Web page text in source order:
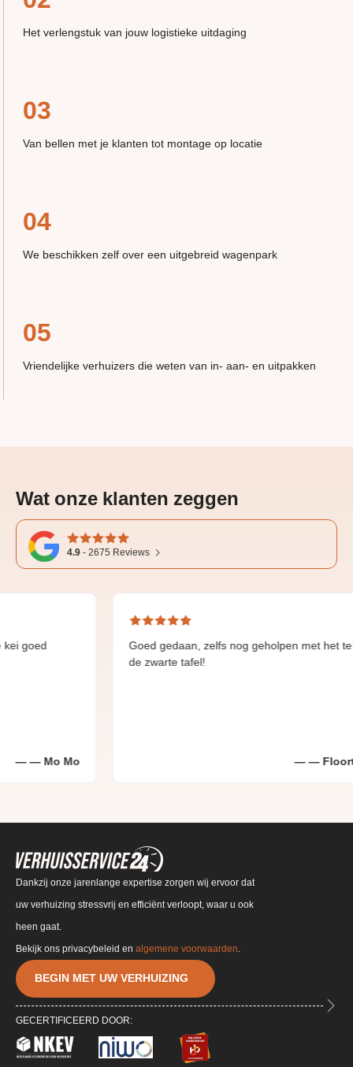
Het verlengstuk van jouw logistieke uitdaging
03
Van bellen met je klanten tot montage op locatie
04
We beschikken zelf over een uitgebreid wagenpark
05
Vriendelijke verhuizers die weten van in- aan- en uitpakken
Wat onze klanten zeggen
4.9 - 2675 Reviews
Mo Mo
Goed gedaan, zelfs nog geholpen met het terug
de zwarte tafel!
Floortje
Dankzij onze jarenlange expertise zorgen wij ervoor dat
uw verhuizing stressvrij en efficiënt verloopt, waar u ook
heen gaat.
BEGIN MET UW VERHUIZING
GECERTIFICEERD DOOR:
Bekijk ons privacybeleid en algemene voorwaarden.